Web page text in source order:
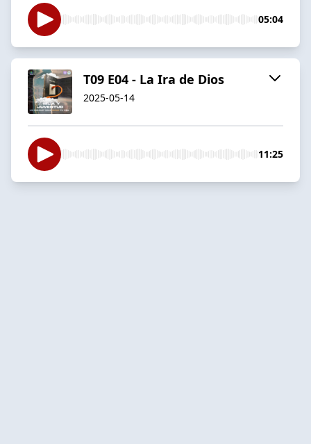
05:04
T09 E04 - La Ira de Dios
2025-05-14
11:25